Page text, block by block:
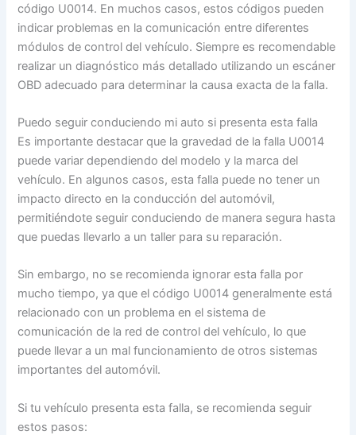
código U0014. En muchos casos, estos códigos pueden
indicar problemas en la comunicación entre diferentes
módulos de control del vehículo. Siempre es recomendable
realizar un diagnóstico más detallado utilizando un escáner
OBD adecuado para determinar la causa exacta de la falla.
Puedo seguir conduciendo mi auto si presenta esta falla
Es importante destacar que la gravedad de la falla U0014
puede variar dependiendo del modelo y la marca del
vehículo. En algunos casos, esta falla puede no tener un
impacto directo en la conducción del automóvil,
permitiéndote seguir conduciendo de manera segura hasta
que puedas llevarlo a un taller para su reparación.
Sin embargo, no se recomienda ignorar esta falla por
mucho tiempo, ya que el código U0014 generalmente está
relacionado con un problema en el sistema de
comunicación de la red de control del vehículo, lo que
puede llevar a un mal funcionamiento de otros sistemas
importantes del automóvil.
Si tu vehículo presenta esta falla, se recomienda seguir
estos pasos: